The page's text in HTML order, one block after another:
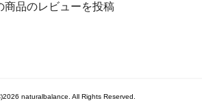
商品のレビューを投稿
naturalbalance. All Rights Reserved.